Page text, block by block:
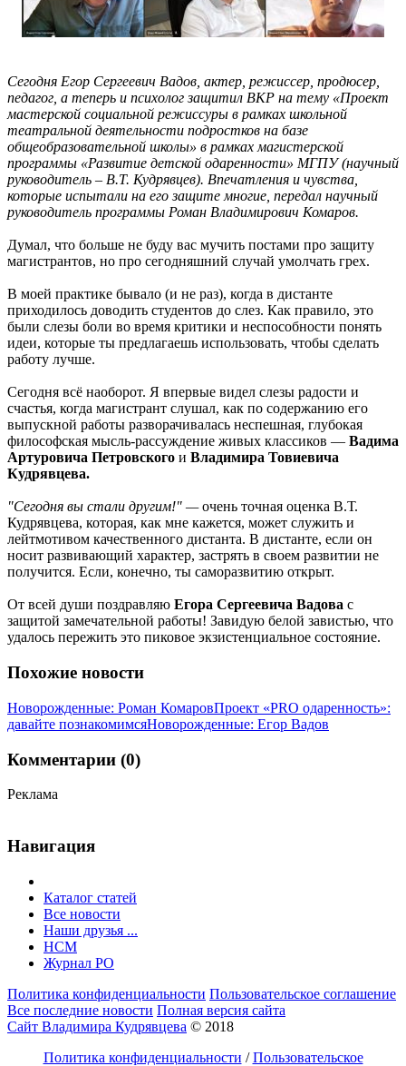
Сегодня Егор Сергеевич Вадов, актер, режиссер, продюсер,
педагог, а теперь и психолог защитил ВКР на тему «Проект
мастерской социальной режиссуры в рамках школьной
театральной деятельности подростков на базе
общеобразовательной школы» в рамках магистерской
программы «Развитие детской одаренности» МГПУ (научный
руководитель – В.Т. Кудрявцев). Впечатления и чувства,
которые испытали на его защите многие, передал научный
руководитель программы Роман Владимирович Комаров.
Думал, что больше не буду вас мучить постами про защиту
магистрантов, но про сегодняшний случай умолчать грех.
В моей практике бывало (и не раз), когда в дистанте
приходилось доводить студентов до слез. Как правило, это
были слезы боли во время критики и неспособности понять
идеи, которые ты предлагаешь использовать, чтобы сделать
работу лучше.
Сегодня всё наоборот. Я впервые видел слезы радости и
счастья, когда магистрант слушал, как по содержанию его
выпускной работы разворачивалась неспешная, глубокая
философская мысль-рассуждение живых классиков — Вадима
Артуровича Петровского и Владимира Товиевича
Кудрявцева.
"Сегодня вы стали другим!" —очень точная оценка В.Т.
Кудрявцева, которая, как мне кажется, может служить и
лейтмотивом качественного дистанта. В дистанте, если он
носит развивающий характер, застрять в своем развитии не
получится. Если, конечно, ты саморазвитию открыт.
От всей души поздравляю Егора Сергеевича Вадова с
защитой замечательной работы! Завидую белой завистью, что
удалось пережить это пиковое экзистенциальное состояние.
Похожие новости
Новорожденные: Роман КомаровПроект «PRO одаренность»:
давайте познакомимсяНоворожденные: Егор Вадов
Комментарии (0)
Реклама
Навигация
Каталог статей
Все новости
Наши друзья ...
HCM
Журнал РО
Политика конфиденциальности Пользовательское соглашение
Все последние новости Полная версия сайта
Сайт Владимира Кудрявцева © 2018
Политика конфиденциальности /Пользовательское